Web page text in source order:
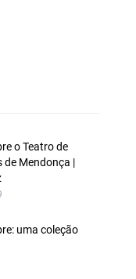
o Teatro de
de Mendonça |
uma coleção